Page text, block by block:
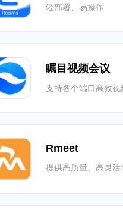
轻部署、易操作
瞩目视频会议
支持各个端口高效视
Rmeet
提供高质量、高灵